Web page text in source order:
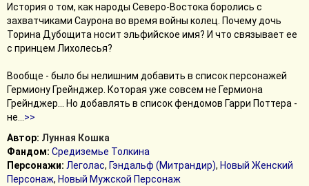
История о том, как народы Северо-Востока боролись с
захватчиками Саурона во время войны колец. Почему дочь
Торина Дубощита носит эльфийское имя? И что связывает ее
с принцем Лихолесья?
Вообще - было бы нелишним добавить в список персонажей
Гермиону Грейнджер. Которая уже совсем не Гермиона
Грейнджер... Но добавлять в список фендомов Гарри Поттера -
не...>>
Автор: Лунная Кошка
Фандом: Средиземье Толкина
Персонажи: Леголас, Гэндальф (Митрандир), Новый Женский
Персонаж, Новый Мужской Персонаж